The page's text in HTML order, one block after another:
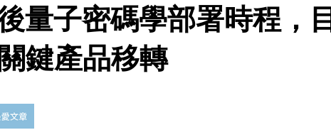
量子密碼學部署時程，目
鍵產品移轉